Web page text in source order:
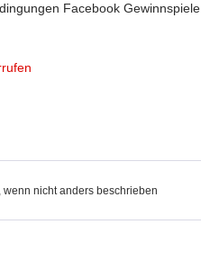
Facebook Gewinnspiele
, wenn nicht anders beschrieben